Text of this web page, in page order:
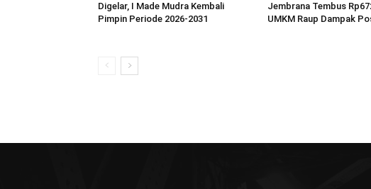
Digelar, I Made Mudra Kembali
Pimpin Periode 2026-2031
Jembrana Tembus
UMKM Raup Dampak